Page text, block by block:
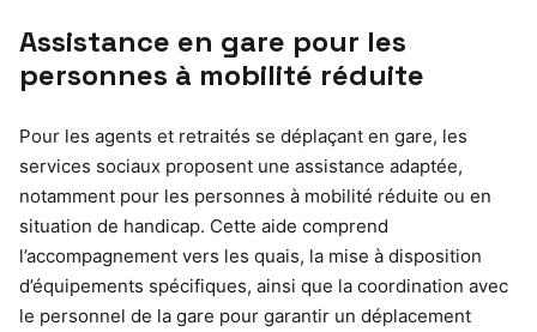
Assistance en gare pour les
personnes à mobilité réduite
Pour les agents et retraités se déplaçant en gare, les
services sociaux proposent une assistance adaptée,
notamment pour les personnes à mobilité réduite ou en
situation de handicap. Cette aide comprend
l’accompagnement vers les quais, la mise à disposition
d’équipements spécifiques, ainsi que la coordination avec
le personnel de la gare pour garantir un déplacement